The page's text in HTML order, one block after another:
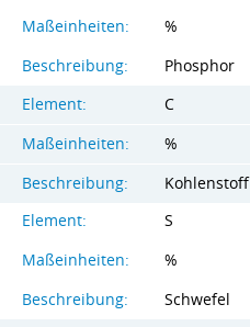
Maßeinheiten:
%
Beschreibung:
Phosphor
Element:
C
Maßeinheiten:
%
Beschreibung:
Kohlenstoff
Element:
S
Maßeinheiten:
%
Beschreibung:
Schwefel